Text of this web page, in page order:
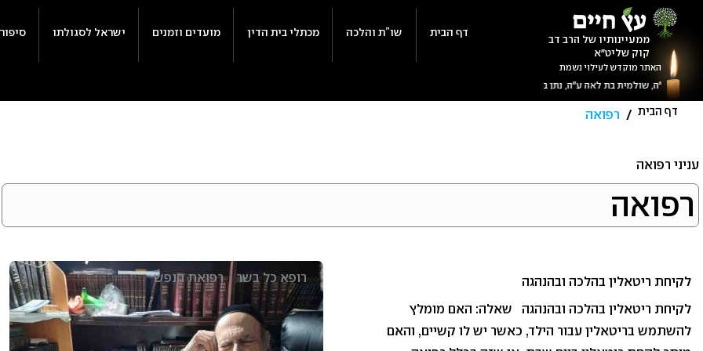
content
ממעיינותיו של הרב דב
קוק שליט"א
דף הבית שו”ת והלכה מכתלי בית הדין מועדים וזמנים ישראל לסגולתו
האתר מוקדש לעילוי נשמת
דף הבית / רפואה
תגית:
עניני רפואה
רפואה
רופא כל בשר רפואת הנפש
לקיחת ריטאלין בהלכה ובהנהגה
לקיחת ריטאלין בהלכה ובהנהגה שאלה: האם מומלץ
להשתמש בריטאלין עבור הילד, כאשר יש לו קשיים, והאם